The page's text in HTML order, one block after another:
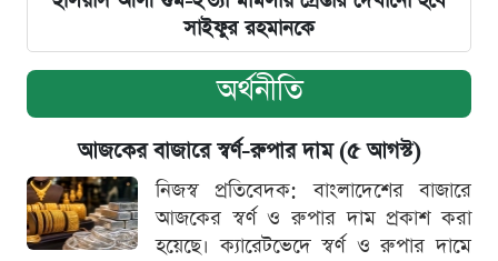
সাইফুর রহমানকে
অর্থনীতি
আজকের বাজারে স্বর্ণ-রুপার দাম (৫ আগস্ট)
নিজস্ব প্রতিবেদক: বাংলাদেশের বাজারে
আজকের স্বর্ণ ও রুপার দাম প্রকাশ করা
হয়েছে। ক্যারেটভেদে স্বর্ণ ও রুপার দামে